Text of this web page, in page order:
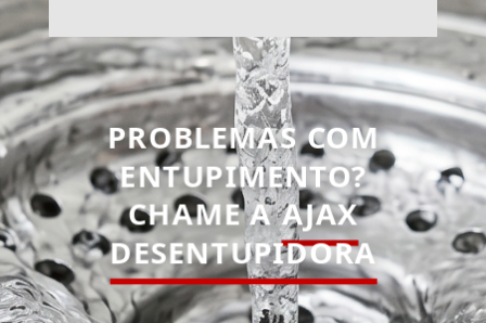
PROBLEMAS COM
ENTUPIMENTO?
CHAME AAJAX
DESENTUPIDORA